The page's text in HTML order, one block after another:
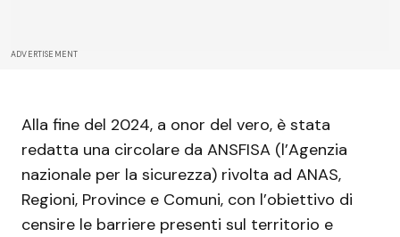
ADVERTISEMENT
Alla fine del 2024, a onor del vero, è stata
redatta una circolare da ANSFISA (l’Agenzia
nazionale per la sicurezza) rivolta ad ANAS,
Regioni, Province e Comuni, con l’obiettivo di
censire le barriere presenti sul territorio e